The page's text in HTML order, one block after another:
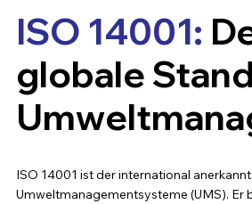
ISO 14001:
globale
ISO 14001 ist der international
Umweltmanagementsysteme (UMS). Er